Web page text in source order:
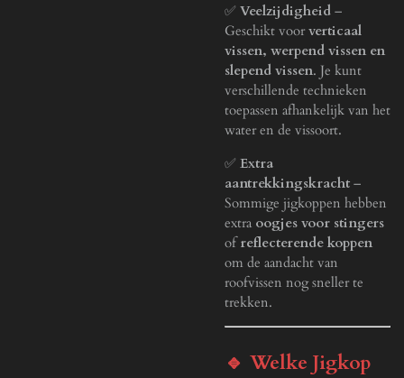
✅ Veelzijdigheid –
Geschikt voorverticaal
vissen, werpend vissen en
slepend vissen. Je kunt
verschillende technieken
toepassen afhankelijk van het
water en de vissoort.
✅ Extra
aantrekkingskracht –
Sommige jigkoppen hebben
extra oogjes voor stingers
ofreflecterende koppen
om de aandacht van
roofvissen nog sneller te
trekken.
🔹 Welke Jigkop